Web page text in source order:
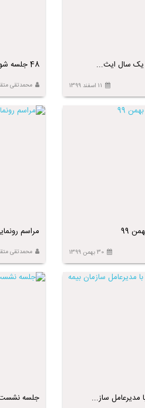
یک سال ایث...
11 اسفند 1399
48 جلسه شورای عالی سازمان نظام پزشکی 1 اسفند...
محمدتقی
30 بهمن 1399
مراسم
محمدتقی
ساز... جلسه نشست